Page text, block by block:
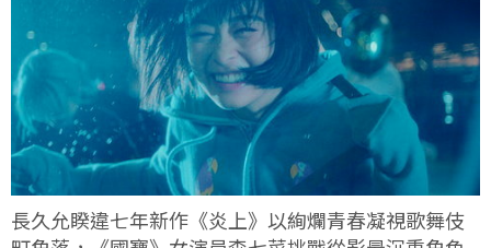
長久允睽違七年新作《炎上》以絢爛青春凝視歌舞伎